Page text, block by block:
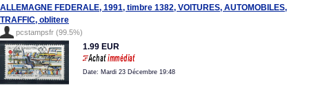
ALLEMAGNE FEDERALE, 1991, timbre 1382, VOITURES, AUTOMOBILES,
TRAFFIC, oblitere
pcstampsfr (99.5%)
1.99 EUR
Date: Mardi 23 Décembre 19:48